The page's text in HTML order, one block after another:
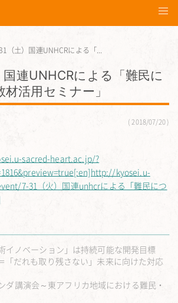
（土）国連UNHCRによる「...
国連UNHCRによる「難民に
活用セミナー」
2018/07/20
sacred-heart.ac.jp/?
kyosei.u-
7-31（火）国連unhcrによる「難民につ
イノベーション」は持続可能な開発目標
「だれも取り残さない」未来に向けた対応
講演会～東アフリカ地域における難民・